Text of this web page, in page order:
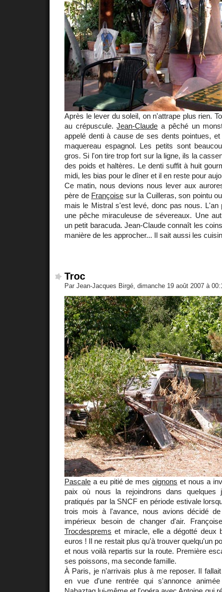
Après le lever du soleil, on n'attrape plus rien.
au crépuscule.Jean-Claude a pêché un
appelé denti à cause de ses dents pointues,
maquereau espagnol. Les petits sont
gros. Si l'on tire trop fort sur la ligne, ils la
des poids et haltères. Le denti suffit à huit
midi, les bias pour le dîner et il en reste pour
Ce matin, nous devions nous lever aux
père de Françoise sur la Cuilleras, son pointu
mais le Mistral s'est levé, donc pas nous. L'an
une pêche miraculeuse de sévereaux. Une
un petit baracuda. Jean-Claude connaît les
manière de les approcher... Il sait aussi les
Troc
Par Jean-Jacques Birgé, dimanche 19 août 2007 à
Pascale a eu pitié de mesoignons et nous a
paix où nous la rejoindrons dans
pratiqués par la SNCF en période estivale
trois mois à l'avance, nous avions décidé
impérieux besoin de changer d'air.
Trocdesprems et miracle, elle a dégotté deux
euros ! Il ne restait plus qu'à trouver quelqu'un
et nous voilà repartis sur la route. Première
ses poissons, ma seconde famille.
À Paris, je n'arrivais plus à me reposer. Il
en vue d'une rentrée qui s'annonce